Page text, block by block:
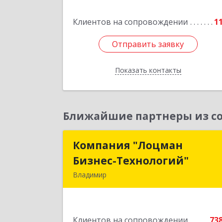
Клиентов на сопровождении
Отправить заявку
Показать контакты
Отправить заявку
Назад
Ближайшие партнеры из
Компания "Лоцман
Бизнес-Технологий"
Владимир
Компания
Бизнес-